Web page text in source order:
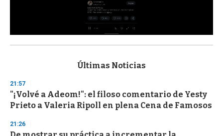
s
d
s
o
f
3
s
Últimas Noticias
21:57
"¡Volvé a Adeom!": el filoso comentario de Yesty
Prieto a Valeria Ripoll en plena Cena de Famosos
21:26